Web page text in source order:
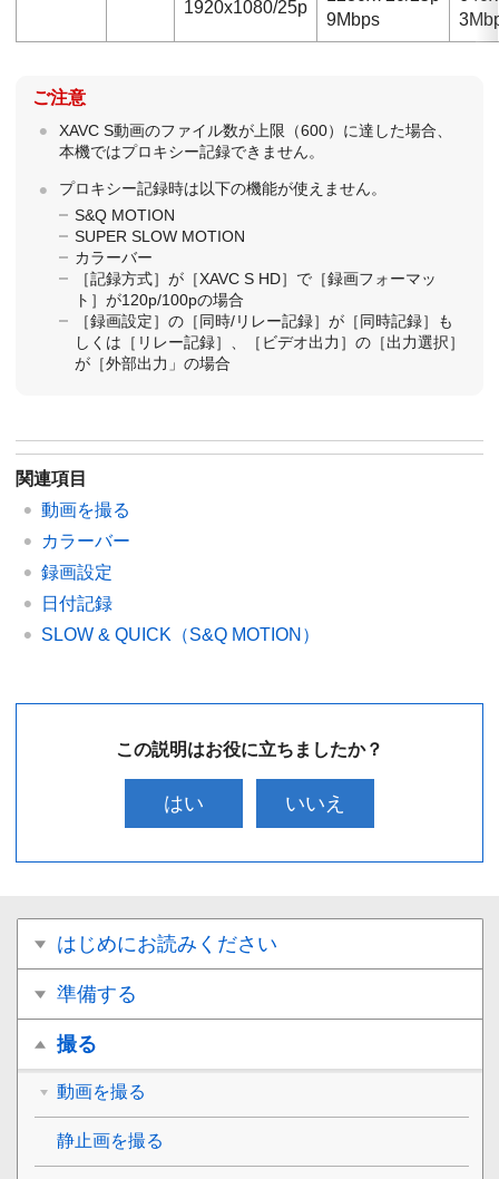
1920x1080/25p
9Mbps
ご注意
XAVC S動画のファイル数が上限（600）に達した場合、
本機ではプロキシー記録できません。
プロキシー記録時は以下の機能が使えません。
S&Q MOTION
SUPER SLOW MOTION
カラーバー
［記録方式］が［XAVC S HD］で［録画フォーマッ
ト］が120p/100pの場合
［録画設定］の［同時/リレー記録］が［同時記録］も
しくは［リレー記録］、［ビデオ出力］の［出力選択］
が［外部出力」の場合
関連項目
動画を撮る
カラーバー
録画設定
日付記録
SLOW & QUICK（S&Q MOTION）
この説明はお役に立ちましたか？
はい いいえ
はじめにお読みください
準備する
撮る
動画を撮る
静止画を撮る